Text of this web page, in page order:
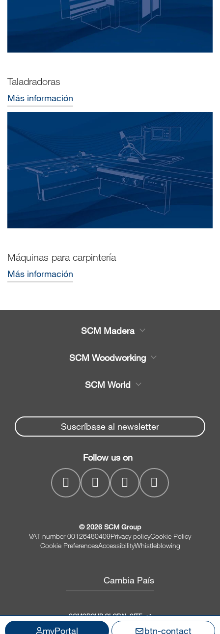
Taladradoras
Más información
Máquinas para carpintería
Más información
SCM Madera
Recambios
Empresa
SCM Woodworking
Seccionadoras
Cepilladoras y Moldureras
Lijadoras y Calibradoras
SCM World
Spare parts service
myPortal
Suscríbase al newsletter
Follow us on
© 2026 SCM Group
VAT number 00126480409Privacy policyCookie Policy
Cookie PreferencesAccessibilityWhistleblowing
Cambia País
SCMGROUP GLOBAL SITE
myPortal btn-contact